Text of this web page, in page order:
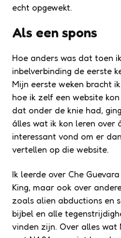
echt opgewekt.
Als een spons
Hoe anders was dat toen
inbelverbinding de eerste
Mijn eerste weken bracht
hoe ik zelf een website
dat onder de knie had,
álles wat ik kon leren over
interessant vond om er
vertellen op die website.
Ik leerde over Che
King, maar ook over
zoals alien abductions en
bijbel en alle
vinden zijn. Over alles wat